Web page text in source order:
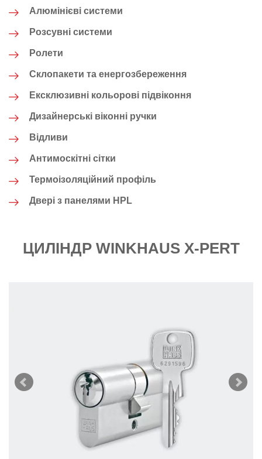
Алюмінієві системи
Розсувні системи
Ролети
Склопакети та енергозбереження
Ексклюзивні кольорові підвіконня
Дизайнерські віконні ручки
Відливи
Антимоскітні сітки
Термоізоляційний профіль
Двері з панелями HPL
ЦИЛІНДР WINKHAUS X-PERT